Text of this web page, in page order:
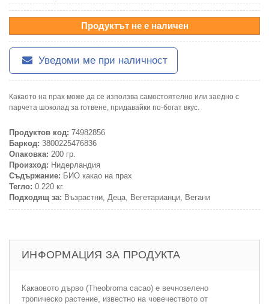
Продуктът не е наличен
Уведоми ме при наличност
Какаото на прах може да се използва самостоятелно или заедно с
парчета шоколад за готвене, придавайки по-богат вкус.
Продуктов код: 74982856
Баркод: 3800225476836
Опаковка: 200 гр.
Произход: Нидерландия
Съдържание: БИО какао на прах
Тегло: 0.220 кг.
Подходящ за: Възрастни, Деца, Вегетарианци, Вегани
ИНФОРМАЦИЯ ЗА ПРОДУКТА
Какаовото дърво (Theobroma cacao) e вечнозелено
тропическо растение, известно на човечеството от